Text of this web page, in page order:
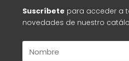
Suscríbete para acceder a
novedades de nuestro